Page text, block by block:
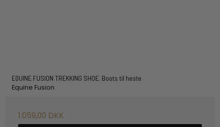
EQUINE FUSION TREKKING SHOE. Boots til heste
Equine Fusion
1.059,00 DKK